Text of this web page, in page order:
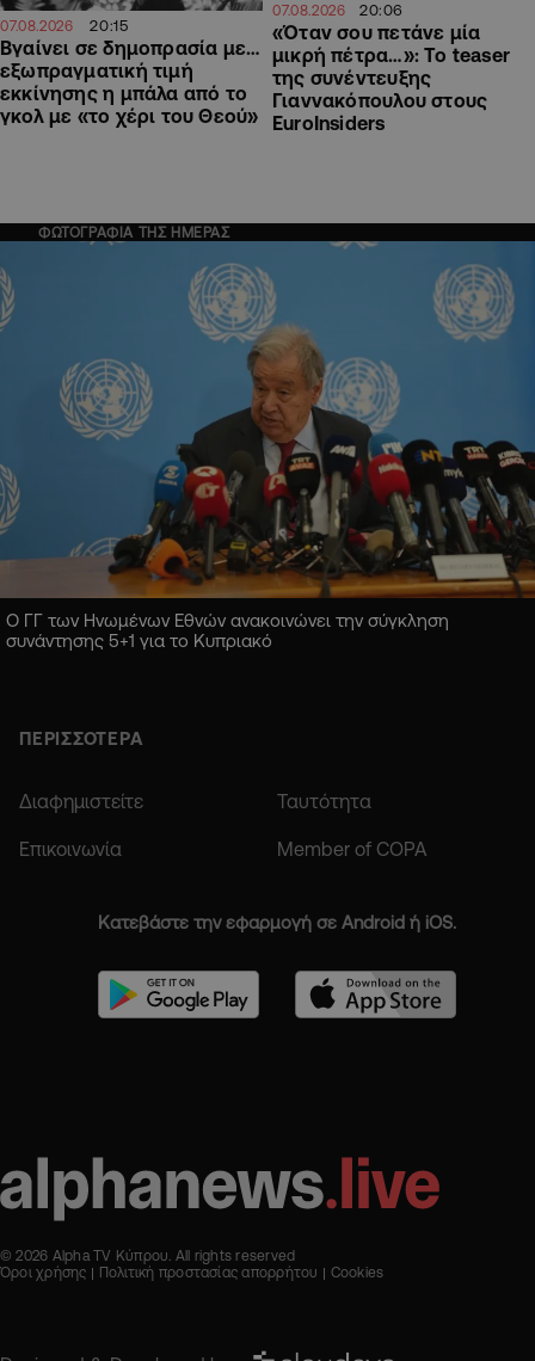
07.08.2026 20:15
Βγαίνει σε δημοπρασία με…
εξωπραγματική τιμή
εκκίνησης η μπάλα από το
γκολ με «το χέρι του Θεού»
07.08.2026 20:06
«Όταν σου πετάνε μία
μικρή πέτρα…»: Το teaser
της συνέντευξης
Γιαννακόπουλου στους
EuroInsiders
ΦΩΤΟΓΡΑΦΙΑ ΤΗΣ ΗΜΕΡΑΣ
Ο ΓΓ των Ηνωμένων Εθνών ανακοινώνει την σύγκληση
συνάντησης 5+1 για το Κυπριακό
ΠΕΡΙΣΣΟΤΕΡΑ
Διαφημιστείτε Ταυτότητα
Επικοινωνία Member of COPA
Κατεβάστε την εφαρμογή σε Android ή iOS.
© 2026 Alpha TV Κύπρου. All rights reserved
Όροι χρήσης
Πολιτική προστασίας απορρήτου Cookies